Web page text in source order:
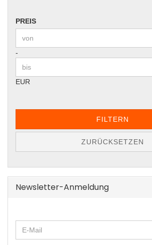
PREIS
PREIS
Preis bis
-
EUR
FILTERN
ZURÜCKSETZEN
Newsletter-Anmeldung
ZUR
E-
Mail